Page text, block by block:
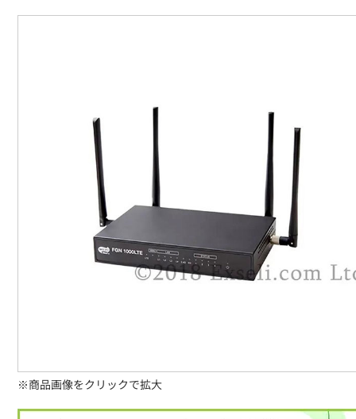
※商品画像をクリックで拡大